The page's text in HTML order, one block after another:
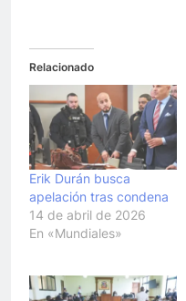
Relacionado
Erik Durán busca
apelación tras condena
14 de abril de 2026
En «Mundiales»